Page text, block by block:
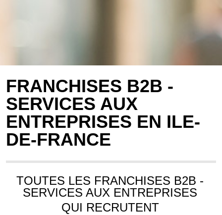
FRANCHISES B2B -
SERVICES AUX
ENTREPRISES EN ILE-
DE-FRANCE
TOUTES LES FRANCHISES B2B -
SERVICES AUX ENTREPRISES
QUI RECRUTENT